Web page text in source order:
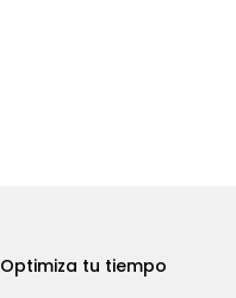
Optimiza tu tiempo